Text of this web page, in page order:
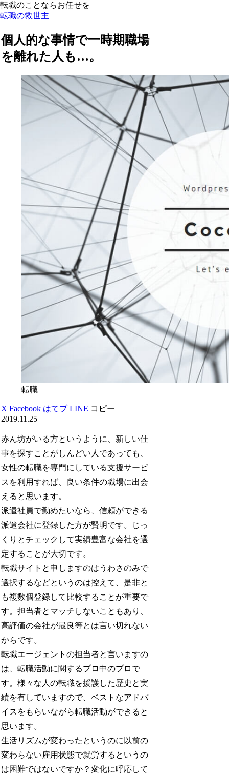
転職のことならお任せを
転職の救世主
個人的な事情で一時期職場
を離れた人も…。
転職
X Facebook はてブ LINE コピー
2019.11.25
赤ん坊がいる方というように、新しい仕
事を探すことがしんどい人であっても、
女性の転職を専門にしている支援サービ
スを利用すれば、良い条件の職場に出会
えると思います。
派遣社員で勤めたいなら、信頼ができる
派遣会社に登録した方が賢明です。じっ
くりとチェックして実績豊富な会社を選
定することが大切です。
転職サイトと申しますのはうわさのみで
選択するなどというのは控えて、是非と
も複数個登録して比較することが重要で
す。担当者とマッチしないこともあり、
高評価の会社が最良等とは言い切れない
からです。
転職エージェントの担当者と言いますの
は、転職活動に関するプロ中のプロで
す。様々な人の転職を援護した歴史と実
績を有していますので、ベストなアドバ
イスをもらいながら転職活動ができると
思います。
生活リズムが変わったというのに以前の
変わらない雇用状態で就労するというの
は困難ではないですか？変化に呼応して